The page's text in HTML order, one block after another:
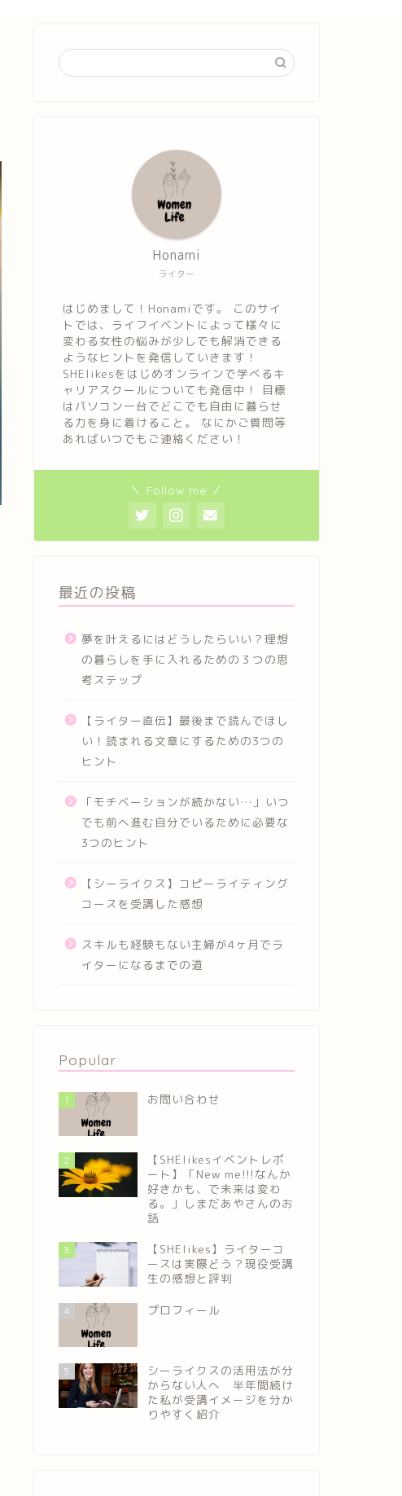
ライター
Honami
はじめまして！Honamiです。 このサイ
トでは、ライフイベントによって様々に
変わる女性の悩みが少しでも解消できる
ようなヒントを発信していきます！
SHElikesをはじめオンラインで学べるキ
ャリアスクールについても発信中！ 目標
はパソコン一台でどこでも自由に暮らせ
る力を身に着けること。 なにかご質問等
あればいつでもご連絡ください！
＼ Follow me ／
最近の投稿
夢を叶えるにはどうしたらいい？理想
の暮らしを手に入れるための３つの思
考ステップ
【ライター直伝】最後まで読んでほし
い！読まれる文章にするための3つの
ヒント
「モチベーションが続かない…」いつ
でも前へ進む自分でいるために必要な
3つのヒント
【シーライクス】コピーライティング
コースを受講した感想
スキルも経験もない主婦が4ヶ月でラ
イターになるまでの道
Popular
1 お問い合わせ
2
【SHElikesイベントレポ
ート】「New me!!!なんか
好きかも、で未来は変わ
る。」しまだあやさんのお
話
3
【SHElikes】ライターコ
ースは実際どう？現役受講
生の感想と評判
4 プロフィール
5
シーライクスの活用法が分
からない人へ 半年間続け
た私が受講イメージを分か
りやすく紹介